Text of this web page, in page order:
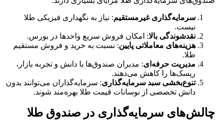
سرمایه‌گذاری غیرمستقیم: نیاز به نگهداری فیزیکی طلا
نیست.
نقدشوندگی بالا: امکان فروش سریع واحدها در بورس.
هزینه‌های معاملاتی پایین: نسبت به خرید و فروش مستقیم
طلا.
مدیریت حرفه‌ای: مدیران صندوق‌ها با دانش و تجربه بازار،
ریسک‌ها را کاهش می‌دهند.
تنوع‌بخشی سبد سرمایه‌گذاری: سرمایه‌گذاران می‌توانند بدون
دانش تخصصی از نوسانات قیمت طلا بهره‌مند شوند.
چالش‌های سرمایه‌گذاری در صندوق طلا